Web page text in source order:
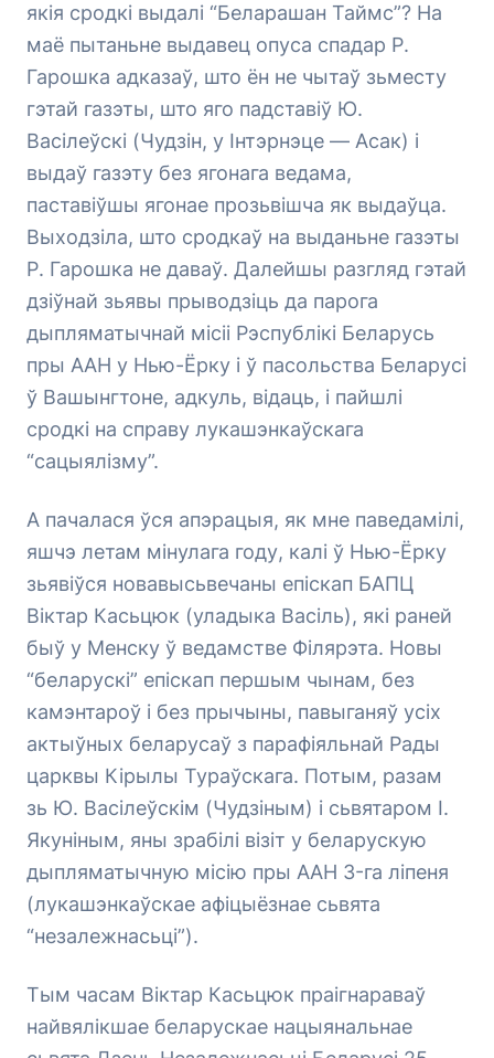
якія сродкі выдалі “Беларашан Таймс”? На
маё пытаньне выдавец опуса спадар Р.
Гарошка адказаў, што ён не чытаў зьместу
гэтай газэты, што яго падставіў Ю.
Васілеўскі (Чудзін, у Інтэрнэце — Асак) і
выдаў газэту без ягонага ведама,
паставіўшы ягонае прозьвішча як выдаўца.
Выходзіла, што сродкаў на выданьне газэты
Р. Гарошка не даваў. Далейшы разгляд гэтай
дзіўнай зьявы прыводзіць да парога
дыпляматычнай місіі Рэспублікі Беларусь
пры ААН у Нью-Ёрку і ў пасольства Беларусі
ў Вашынгтоне, адкуль, відаць, і пайшлі
сродкі на справу лукашэнкаўскага
“сацыялізму”.
А пачалася ўся апэрацыя, як мне паведамілі,
яшчэ летам мінулага году, калі ў Нью-Ёрку
зьявіўся новавысьвечаны епіскап БАПЦ
Віктар Касьцюк (уладыка Васіль), які раней
быў у Менску ў ведамстве Філярэта. Новы
“беларускі” епіскап першым чынам, без
камэнтароў і без прычыны, павыганяў усіх
актыўных беларусаў з парафіяльнай Рады
царквы Кірылы Тураўскага. Потым, разам
зь Ю. Васілеўскім (Чудзіным) і сьвятаром І.
Якуніным, яны зрабілі візіт у беларускую
дыпляматычную місію пры ААН 3-га ліпеня
(лукашэнкаўскае афіцыёзнае сьвята
“незалежнасьці”).
Тым часам Віктар Касьцюк праігнараваў
найвялікшае беларускае нацыянальнае